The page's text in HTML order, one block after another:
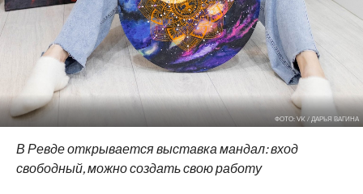
ФОТО: VK / ДАРЬЯ ВАГИНА
В Ревде открывается выставка мандал: вход
свободный, можно создать свою работу